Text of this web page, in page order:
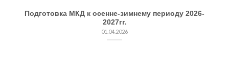
Подготовка МКД к осенне-зимнему периоду 2026-
2027гг.
01.04.2026